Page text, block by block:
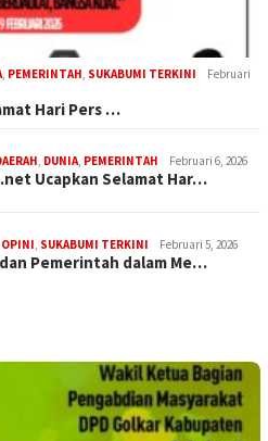
, PEMERINTAH, SUKABUMI TERKINI
Februari
Hari Pers …
, DUNIA, PEMERINTAH Februari 6, 2026
Ucapkan Selamat Har…
OPINI, SUKABUMI TERKINI Februari 5, 2026
Pemerintah dalam Me…